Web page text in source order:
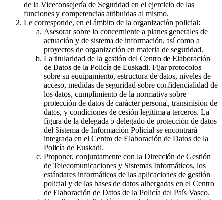
de la Viceconsejería de Seguridad en el ejercicio de las
funciones y competencias atribuidas al mismo.
Le corresponde, en el ámbito de la organización policial:
Asesorar sobre lo concerniente a planes generales de
actuación y de sistema de información, así como a
proyectos de organización en materia de seguridad.
La titularidad de la gestión del Centro de Elaboración
de Datos de la Policía de Euskadi. Fijar protocolos
sobre su equipamiento, estructura de datos, niveles de
acceso, medidas de seguridad sobre confidencialidad de
los datos, cumplimiento de la normativa sobre
protección de datos de carácter personal, transmisión de
datos, y condiciones de cesión legítima a terceros. La
figura de la delegada o delegado de protección de datos
del Sistema de Información Policial se encontrará
integrada en el Centro de Elaboración de Datos de la
Policía de Euskadi.
Proponer, conjuntamente con la Dirección de Gestión
de Telecomunicaciones y Sistemas Informáticos, los
estándares informáticos de las aplicaciones de gestión
policial y de las bases de datos albergadas en el Centro
de Elaboración de Datos de la Policía del País Vasco.